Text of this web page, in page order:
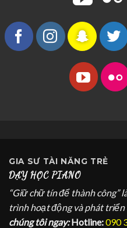
GIA SƯ TÀI NĂNG TRẺ
DẠY HỌC PIANO
“Giữ chữ tín để thành công”
trình hoạt động và phát triển
chúng tôi ngay: Hotline:090